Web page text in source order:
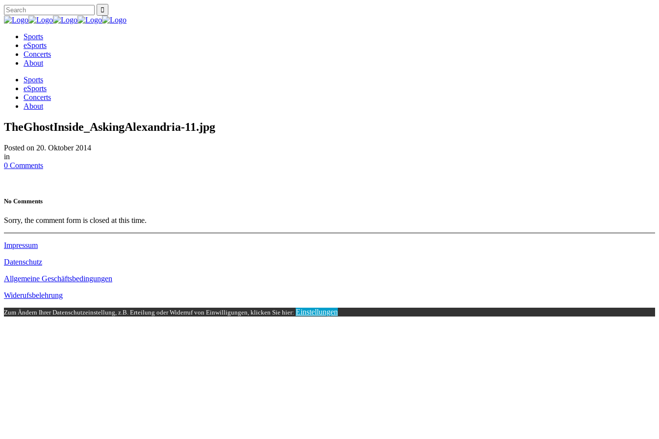
Sports
eSports
Concerts
About
Sports
eSports
Concerts
About
TheGhostInside_AskingAlexandria-11.jpg
Posted on 20. Oktober 2014
in
0 Comments
No Comments
Sorry, the comment form is closed at this time.
Impressum
Datenschutz
Allgemeine Geschäftsbedingungen
Widerufsbelehrung
Zum Ändern Ihrer Datenschutzeinstellung, z.B. Erteilung oder Widerruf von Einwilligungen, klicken Sie hier: Einstellungen